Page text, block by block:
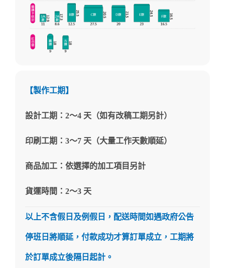
【製作工期】
設計工期：2～4 天（如有改稿工期另計）
印刷工期：3～7 天（大量工作天數順延）
商品加工：依選擇的加工項目另計
貨運時間：2～3 天
以上不含假日及例假日，配送時間如遇政府公告
停班日將順延，付款成功才算訂單成立，工期將
於訂單成立後隔日起計。